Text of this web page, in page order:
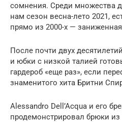
сомнения. Среди множества
нам сезон весна-лето 2021,
прямо из 2000-х —
После почти двух
и юбки с низкой талией
гардероб «еще раз», если
знаменитого хита Бритни
Alessandro Dell’Acqua и его
продемонстрировал брюки из